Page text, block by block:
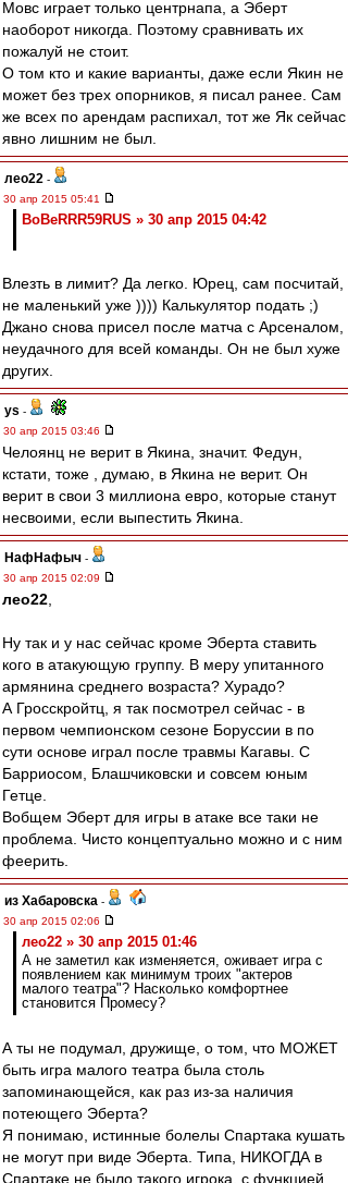
Мовс играет только центрнапа, а Эберт
наоборот никогда. Поэтому сравнивать их
пожалуй не стоит.
О том кто и какие варианты, даже если Якин не
может без трех опорников, я писал ранее. Сам
же всех по арендам распихал, тот же Як сейчас
явно лишним не был.
лео22 -
30 апр 2015 05:41
BoBeRRR59RUS » 30 апр 2015 04:42
Влезть в лимит? Да легко. Юрец, сам посчитай,
не маленький уже )))) Калькулятор подать ;)
Джано снова присел после матча с Арсеналом,
неудачного для всей команды. Он не был хуже
других.
ys -
30 апр 2015 03:46
Челоянц не верит в Якина, значит. Федун,
кстати, тоже , думаю, в Якина не верит. Он
верит в свои 3 миллиона евро, которые станут
несвоими, если выпестить Якина.
НафНафыч -
30 апр 2015 02:09
лео22
Ну так и у нас сейчас кроме Эберта ставить
кого в атакующую группу. В меру упитанного
армянина среднего возраста? Хурадо?
А Гросскройтц, я так посмотрел сейчас - в
первом чемпионском сезоне Боруссии в по
сути основе играл после травмы Кагавы. С
Барриосом, Блашчиковски и совсем юным
Гетце.
Вобщем Эберт для игры в атаке все таки не
проблема. Чисто концептуально можно и с ним
феерить.
из Хабаровска -
30 апр 2015 02:06
лео22 » 30 апр 2015 01:46
А не заметил как изменяется, оживает игра с
появлением как минимум троих "актеров
малого театра"? Насколько комфортнее
становится Промесу?
А ты не подумал, дружище, о том, что МОЖЕТ
быть игра малого театра была столь
запоминающейся, как раз из-за наличия
потеющего Эберта?
Я понимаю, истинные болелы Спартака кушать
не могут при виде Эберта. Типа, НИКОГДА в
Спартаке не было такого игрока, с функцией